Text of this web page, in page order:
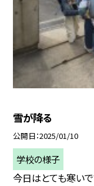
雪が降る
公開日 2025/01/10
学校の様子
今日はとても寒い